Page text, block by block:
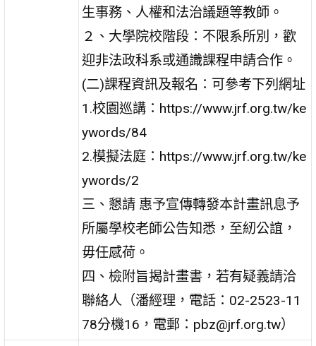
生事務、人權和法治議題等教師。
２、大學院校階段：不限系所別，歡
迎非法政科系或通識課程申請合作。
(二)課程資訊及報名：可參考下列網址
1.校園巡講：https://www.jrf.org.tw/ke
ywords/84
2.模擬法庭：https://www.jrf.org.tw/ke
ywords/2
三、懇請 惠予宣傳轉發本計畫訊息予
所屬學校老師公告知悉，至紉公誼，
毋任感荷。
四、檢附旨揭計畫書，若有疑義請洽
聯絡人（潘經理，電話：02-2523-11
78分機16，電郵：pbz@jrf.org.tw）